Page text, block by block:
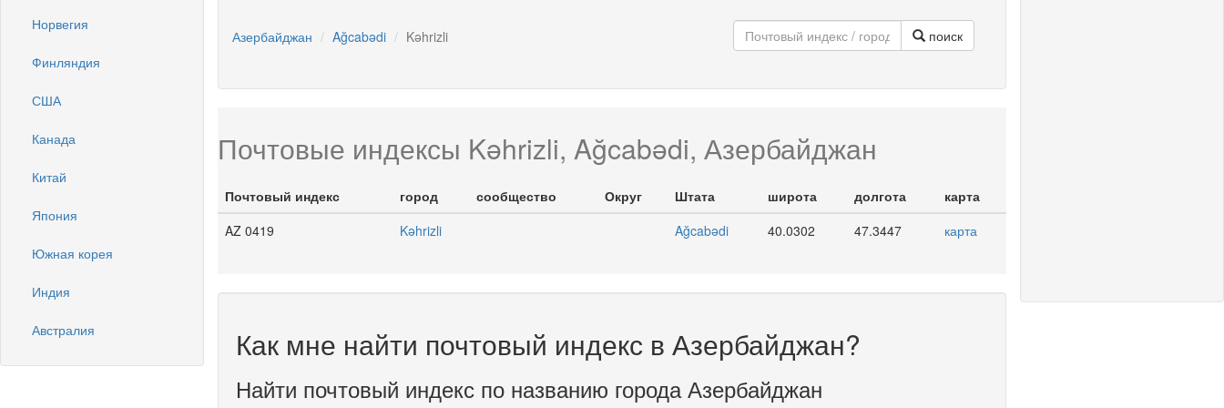
Норвегия
Финляндия
США
Канада
Китай
Япония
Южная корея
Индия
Австралия
Азербайджан Ağcabədi Kəhrizli поиск
Почтовые индексы Kəhrizli, Ağcabədi, Азербайджан
Почтовый индекс город сообщество Округ Штата широта долгота
карта
AZ 0419
Kəhrizli Ağcabədi 40.0302 47.3447 карта
Как мне найти почтовый индекс в Азербайджан?
Найти почтовый индекс по названию города Азербайджан